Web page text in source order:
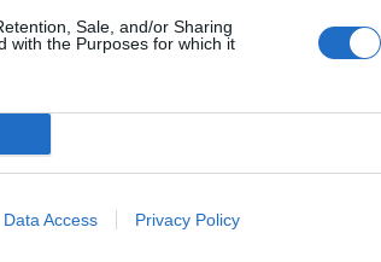
Sale, and/or Sharing
with the Purposes for which it
Data Access Privacy Policy